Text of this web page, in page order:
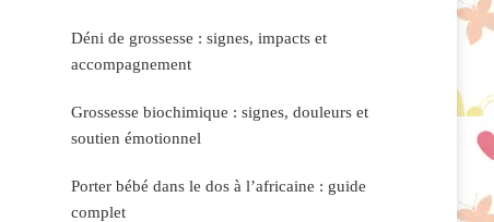
Déni de grossesse : signes, impacts et
accompagnement
Grossesse biochimique : signes, douleurs et
soutien émotionnel
Porter bébé dans le dos à l’africaine : guide
complet